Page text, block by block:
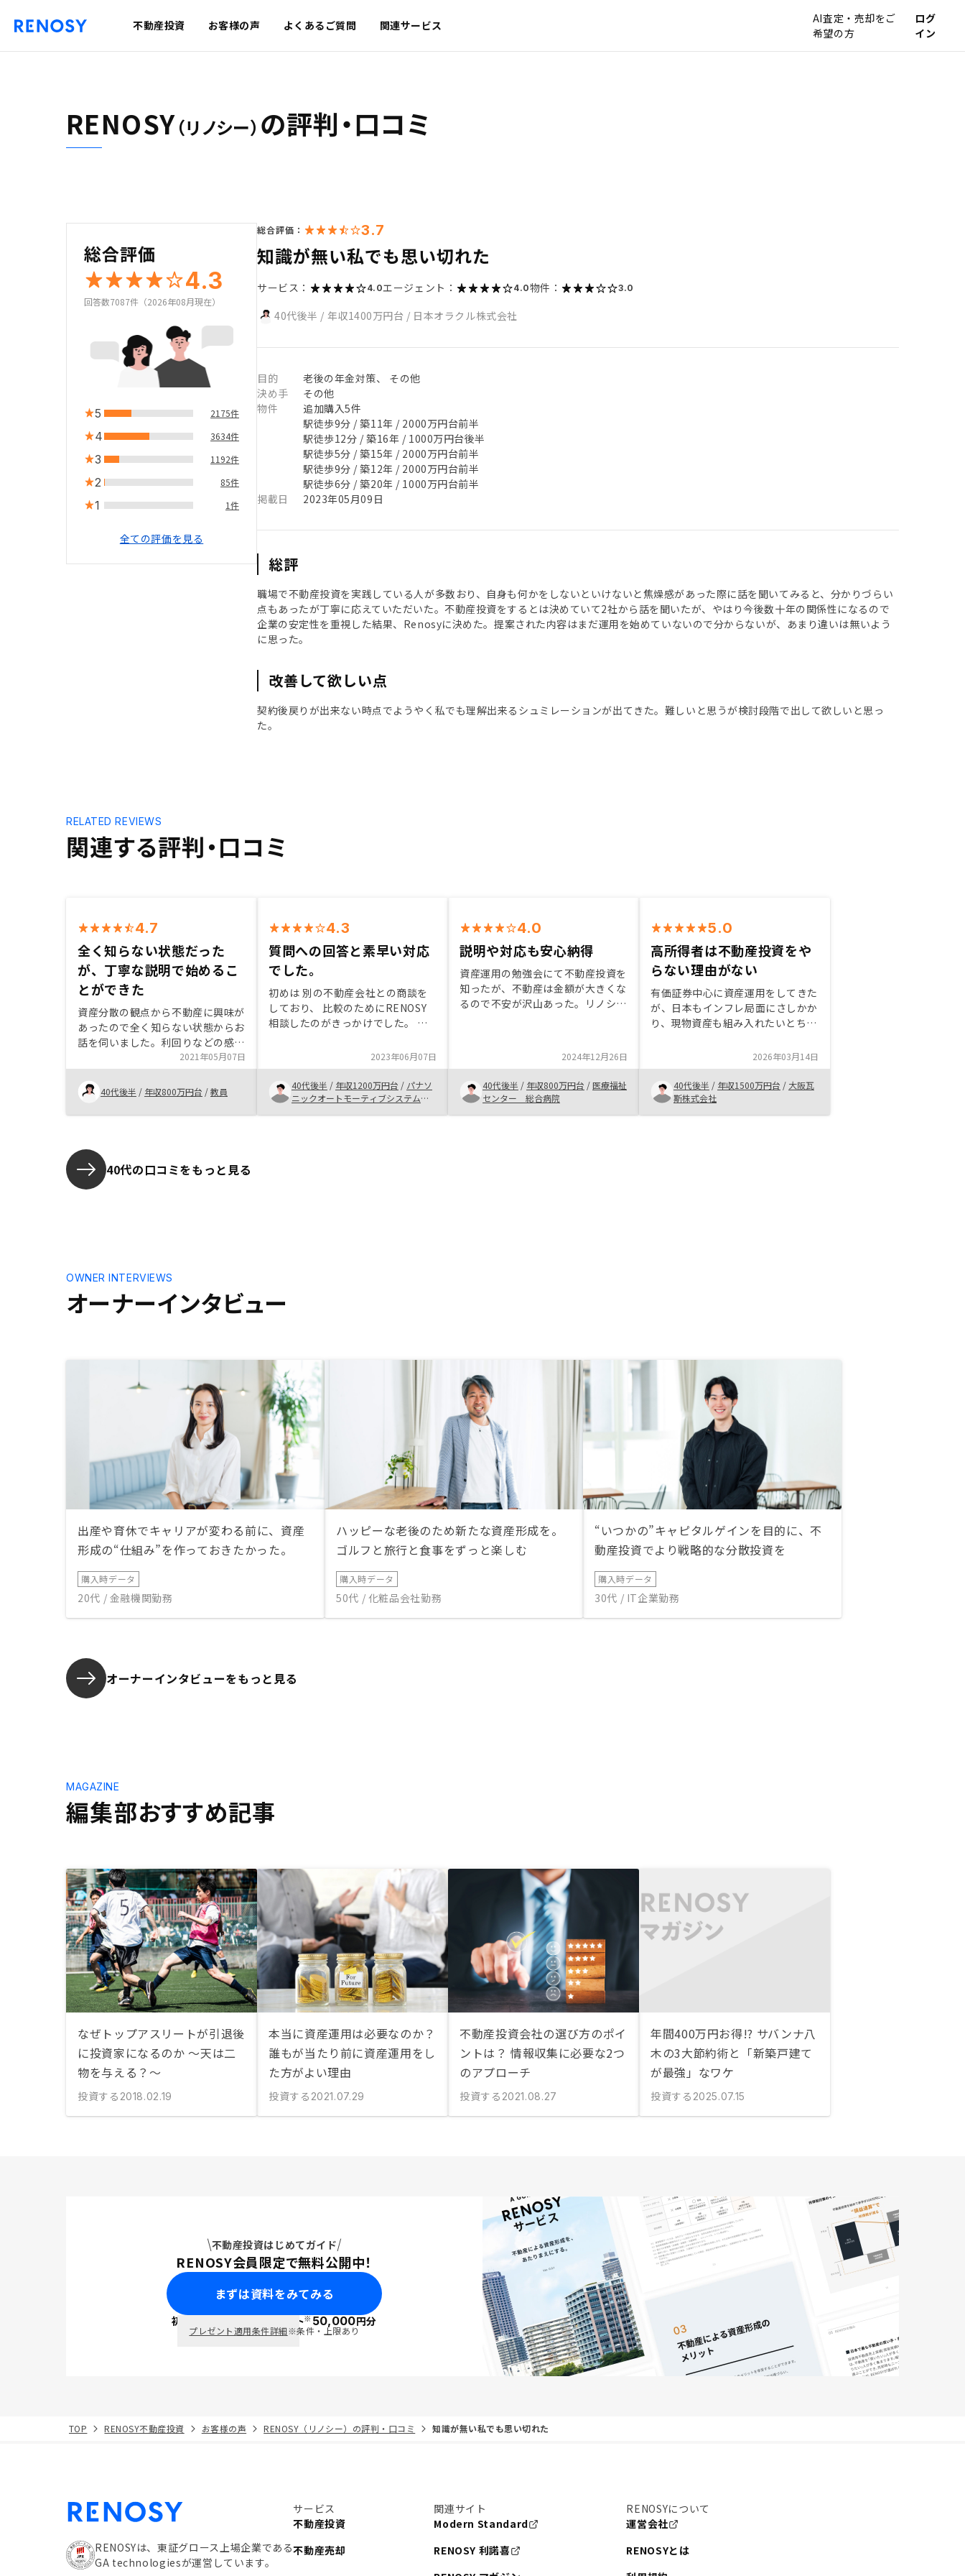
不動産投資 お客様の声 よくあるご質問 関連サービス
AI査定・売却をご
希望の方
ログ
イン
RENOSY（リノシー） の評判・口コミ
総合評価
4.3
回答数7087件（2026年08月現在）
5 2175件
4 3634件
3 1192件
2 85件
1 1件
全ての評価を見る
総合評価： 3.7
知識が無い私でも思い切れた
サービス： 4.0エージェント： 4.0物件： 3.0
40代後半 / 年収1400万円台 / 日本オラクル株式会社
目的
老後の年金対策、 その他
決め手
その他
物件
追加購入5件
駅徒歩9分 / 築11年 / 2000万円台前半
駅徒歩12分 / 築16年 / 1000万円台後半
駅徒歩5分 / 築15年 / 2000万円台前半
駅徒歩9分 / 築12年 / 2000万円台前半
駅徒歩6分 / 築20年 / 1000万円台前半
掲載日
2023年05月09日
総評
職場で不動産投資を実践している人が多数おり、自身も何かをしないといけないと焦燥感があった際に話を聞いてみると、分かりづらい
点もあったが丁寧に応えていただいた。不動産投資をするとは決めていて2社から話を聞いたが、やはり今後数十年の関係性になるので
企業の安定性を重視した結果、Renosyに決めた。提案された内容はまだ運用を始めていないので分からないが、あまり違いは無いよう
に思った。
改善して欲しい点
契約後戻りが出来ない時点でようやく私でも理解出来るシュミレーションが出てきた。難しいと思うが検討段階で出して欲しいと思っ
た。
関連する評判・口コミ
RELATED REVIEWS
4.7
全く知らない状態だった
が、丁寧な説明で始めるこ
とができた
資産分散の観点から不動産に興味が
あったので全く知らない状態からお
話を伺いました。利回りなどの感覚
がよく分からなかったが、丁寧にご
説明いただけたことが良かったで
す。
2021年05月07日
40代後半 / 年収800万円台 /教員
4.3
質問への回答と素早い対応
でした。
初めは 別の不動産会社との商談を
しており、 比較のためにRENOSY
相談したのがきっかけでした。 ご
らの質問や リスク 条件を変更した
シミュレーションなど 丁寧に対応
いただき信頼できました。 他3社と
比較して手数料など条件面でも良い
事を確認出来ました。 物件販売サ
れば有り難い
2023年06月07日
40代後半 / 年収1200万円台 / パナソ
ニックオートモーティブシステムズ
4.0
説明や対応も安心納得
資産運用の勉強会にて不動産投資を
知ったが、不動産は金額が大きくな
るので不安が沢山あった。リノシー
ルであった。また、自己学習にて不
安が軽減したので始めてみようと思
った。購入までの流れ、手続きの種
2024年12月26日
40代後半 / 年収800万円台 /医療福祉
センター 総合病院
5.0
高所得者は不動産投資をや
らない理由がない
有価証券中心に資産運用をしてきた
が、日本もインフレ局面にさしかか
り、現物資産も組み入れたいとちょ
ため、低利率のフルレバレッジ借入
をご提案頂けた点も高評価。副次的
効果だが節税効果が大きい点も、高
所得者にとって大きなメリットだと
感じた。また、借地借家法の適用を
2026年03月14日
40代後半 / 年収1500万円台 / 大阪瓦
斯株式会社
40代の口コミをもっと見る
オーナーインタビュー
OWNER INTERVIEWS
出産や育休でキャリアが変わる前に、資産
形成の“仕組み”を作っておきたかった。
購入時データ
20代 / 金融機関勤務
ハッピーな老後のため新たな資産形成を。
ゴルフと旅行と食事をずっと楽しむ
購入時データ
50代 / 化粧品会社勤務
“いつかの”キャピタルゲインを目的に、不
動産投資でより戦略的な分散投資を
購入時データ
30代 / IT企業勤務
オーナーインタビューをもっと見る
編集部おすすめ記事
MAGAZINE
なぜトップアスリートが引退後
に投資家になるのか ～天は二
物を与える？～
投資する 2018.02.19
本当に資産運用は必要なのか？
誰もが当たり前に資産運用をし
た方がよい理由
投資する 2021.07.29
不動産投資会社の選び方のポイ
ントは？ 情報収集に必要な2つ
のアプローチ
投資する 2021.08.27
年間400万円お得!? サバンナ八
木の3大節約術と「新築戸建て
が最強」なワケ
投資する 2025.07.15
不動産投資はじめてガイド
RENOSY会員限定で無料公開中！
まずは資料をみてみる
初回面談で ポイント※50,000円分
プレゼント適用条件詳細※条件・上限あり
TOP RENOSY不動産投資 お客様の声 RENOSY（リノシー）の評判・口コミ 知識が無い私でも思い切れた
RENOSYは、東証グロース上場企業である
GA technologiesが運営しています。
サービス
不動産投資
不動産売却
関連サイト
Modern Standard
RENOSY 利諾喜
RENOSYについて
運営会社
RENOSYとは